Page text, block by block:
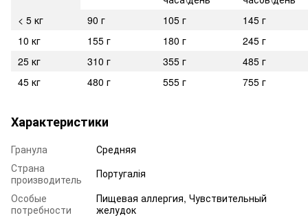
< 5 кг
90 г 105 г
145 г
10 кг
155 г 180 г
245 г
25 кг
310 г 355 г
485 г
45 кг
480 г 555 г 755 г
Характеристики
Гранула
Средняя
Страна
производитель
Португалія
Особые
потребности
Пищевая аллергия, Чувствительный
желудок